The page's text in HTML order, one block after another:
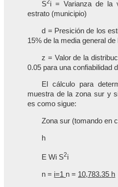
S2i = Varianza de la
estrato (municipio)
d = Presición de los
15% de la media general de
z = Valor de la
0.05 para una confiabilidad
El cálculo para
muestra de la zona sur y
es como sigue:
Zona sur (tomando en
h
E Wi S2i
n = i=1 n = 10,783.35 h